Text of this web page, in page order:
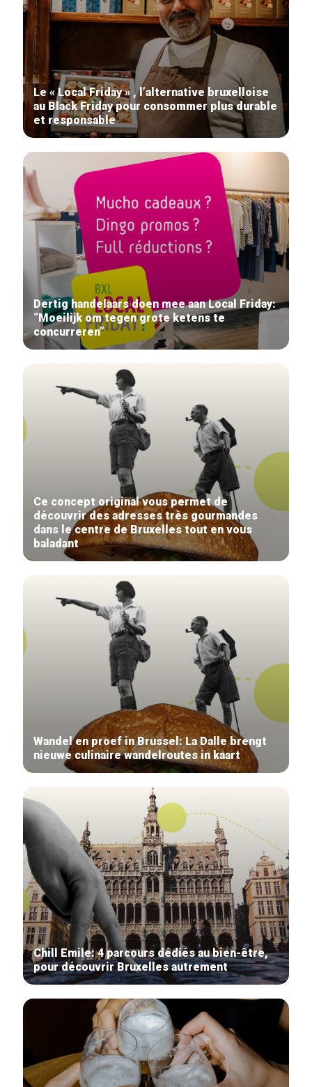
Home
Our top picks
Neighborhoods
Tops 10
Le « Local Friday » , l’alternative bruxelloise
au Black Friday pour consommer plus durable
et responsable
Dertig handelaars doen mee aan Local Friday:
“Moeilijk om tegen grote ketens te
concurreren”
Ce concept original vous permet de
découvrir des adresses très gourmandes
dans le centre de Bruxelles tout en vous
baladant
Wandel en proef in Brussel: La Dalle brengt
nieuwe culinaire wandelroutes in kaart
Chill Emile: 4 parcours dédiés au bien-être,
pour découvrir Bruxelles autrement